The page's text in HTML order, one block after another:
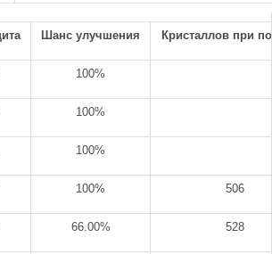
Шанс улучшения Кристаллов при
100%
100%
100%
100% 506
66.00% 528